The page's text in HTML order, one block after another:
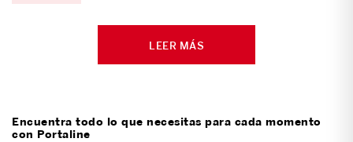
LEER MÁS
Encuentra todo lo que necesitas para cada momento
con Portaline